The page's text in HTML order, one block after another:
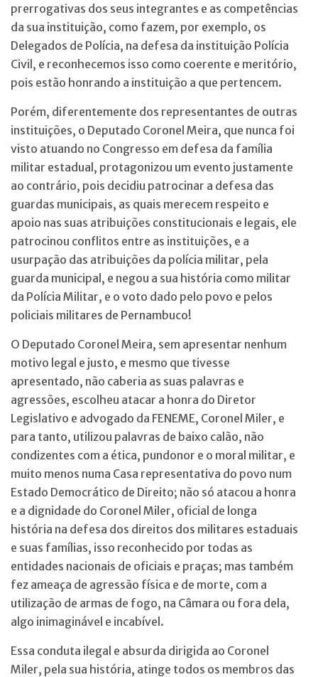
prerrogativas dos seus integrantes e as competências
da sua instituição, como fazem, por exemplo, os
Delegados de Polícia, na defesa da instituição Polícia
Civil, e reconhecemos isso como coerente e meritório,
pois estão honrando a instituição a que pertencem.
Porém, diferentemente dos representantes de outras
instituições, o Deputado Coronel Meira, que nunca foi
visto atuando no Congresso em defesa da família
militar estadual, protagonizou um evento justamente
ao contrário, pois decidiu patrocinar a defesa das
guardas municipais, as quais merecem respeito e
apoio nas suas atribuições constitucionais e legais, ele
patrocinou conflitos entre as instituições, e a
usurpação das atribuições da polícia militar, pela
guarda municipal, e negou a sua história como militar
da Polícia Militar, e o voto dado pelo povo e pelos
policiais militares de Pernambuco!
O Deputado Coronel Meira, sem apresentar nenhum
motivo legal e justo, e mesmo que tivesse
apresentado, não caberia as suas palavras e
agressões, escolheu atacar a honra do Diretor
Legislativo e advogado da FENEME, Coronel Miler, e
para tanto, utilizou palavras de baixo calão, não
condizentes com a ética, pundonor e o moral militar, e
muito menos numa Casa representativa do povo num
Estado Democrático de Direito; não só atacou a honra
e a dignidade do Coronel Miler, oficial de longa
história na defesa dos direitos dos militares estaduais
e suas famílias, isso reconhecido por todas as
entidades nacionais de oficiais e praças; mas também
fez ameaça de agressão física e de morte, com a
utilização de armas de fogo, na Câmara ou fora dela,
algo inimaginável e incabível.
Essa conduta ilegal e absurda dirigida ao Coronel
Miler, pela sua história, atinge todos os membros das